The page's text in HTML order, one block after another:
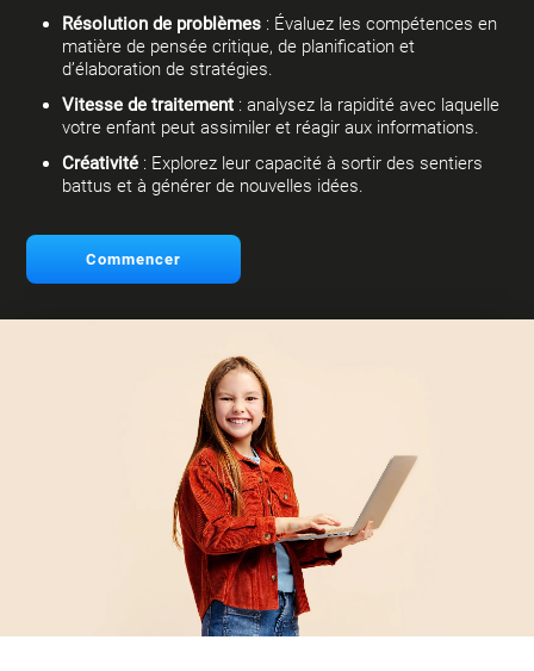
Résolution de problèmes : Évaluez les compétences en
matière de pensée critique, de planification et
d’élaboration de stratégies.
Vitesse de traitement : analysez la rapidité avec laquelle
votre enfant peut assimiler et réagir aux informations.
Créativité : Explorez leur capacité à sortir des sentiers
battus et à générer de nouvelles idées.
Commencer